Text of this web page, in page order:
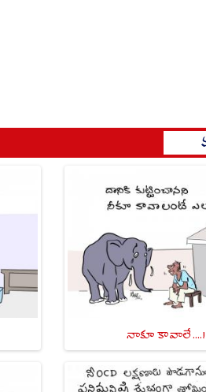
నాకూ కావాలే ....!